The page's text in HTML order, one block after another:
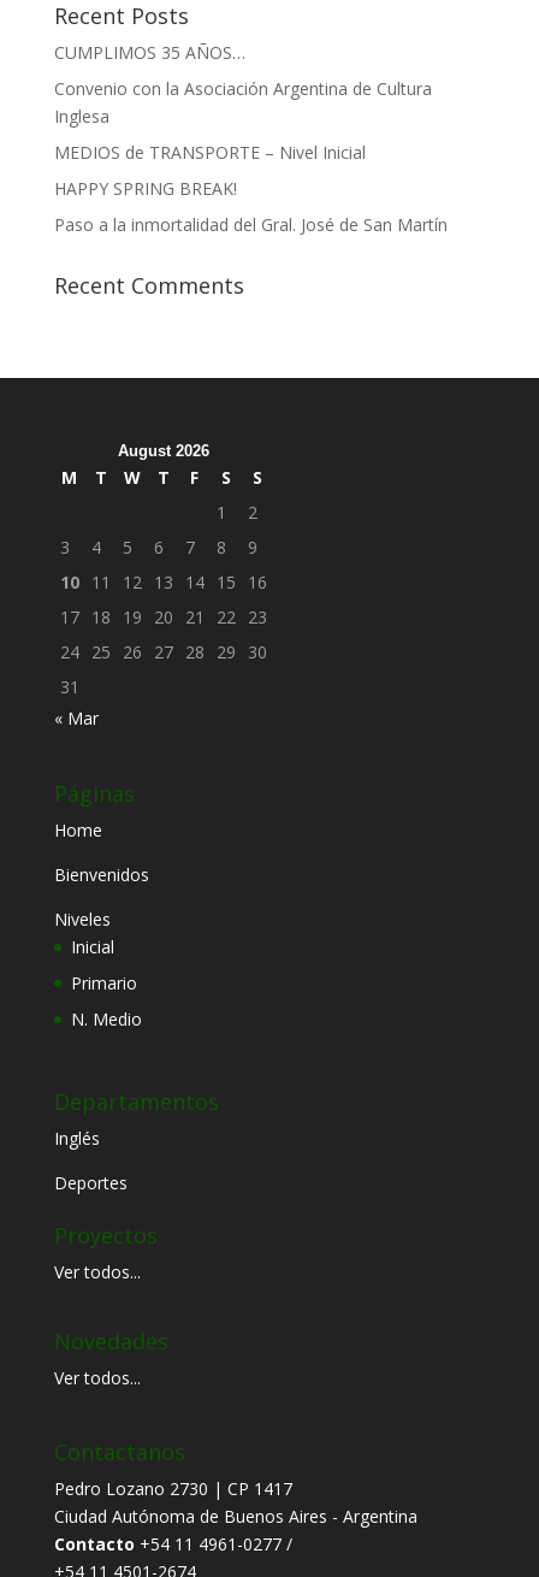
Recent Posts
CUMPLIMOS 35 AÑOS…
Convenio con la Asociación Argentina de Cultura
Inglesa
MEDIOS de TRANSPORTE – Nivel Inicial
HAPPY SPRING BREAK!
Paso a la inmortalidad del Gral. José de San Martín
Recent Comments
August 2026
M T W T F S
S
1
2
3
4 5 6 7 8
9
10 11 12 13 14 15
16
17 18 19 20 21 22 23
24 25 26 27 28 29
30
31
« Mar
Páginas
Home
Bienvenidos
Niveles
Inicial
Primario
N. Medio
Departamentos
Inglés
Deportes
Proyectos
Ver todos...
Novedades
Ver todos...
Contactanos
Pedro Lozano 2730 | CP 1417
Ciudad Autónoma de Buenos Aires - Argentina
Contacto +54 11 4961-0277 /
+54 11 4501-2674